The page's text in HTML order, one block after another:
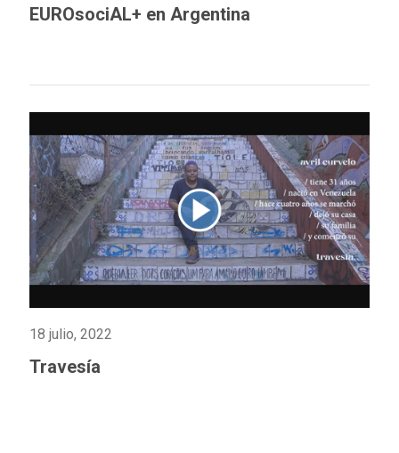
EUROsociAL+ en Argentina
18 julio, 2022
Travesía